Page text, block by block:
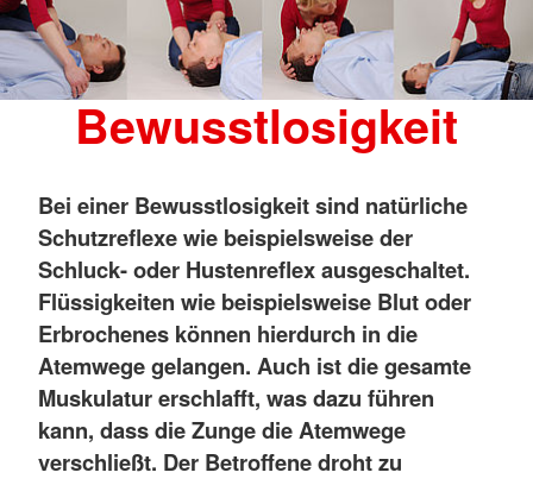
Bewusstlosigkeit
Bei einer Bewusstlosigkeit sind natürliche
Schutzreflexe wie beispielsweise der
Schluck- oder Hustenreflex ausgeschaltet.
Flüssigkeiten wie beispielsweise Blut oder
Erbrochenes können hierdurch in die
Atemwege gelangen. Auch ist die gesamte
Muskulatur erschlafft, was dazu führen
kann, dass die Zunge die Atemwege
verschließt. Der Betroffene droht zu